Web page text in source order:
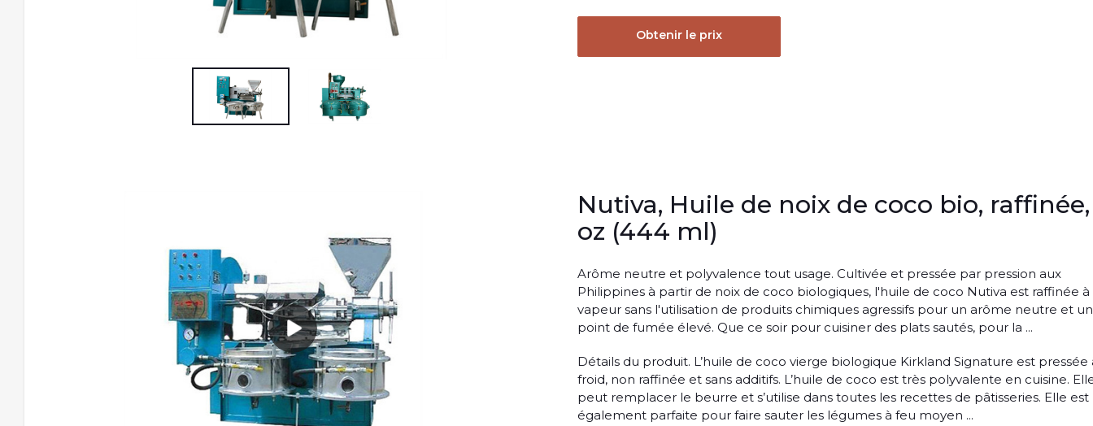
Obtenir le prix
Nutiva, Huile de noix de coco bio, raffinée,
oz (444 ml)
Arôme neutre et polyvalence tout usage. Cultivée et pressée par pression aux
Philippines à partir de noix de coco biologiques, l'huile de coco Nutiva est raffinée à
vapeur sans l'utilisation de produits chimiques agressifs pour un arôme neutre et un
point de fumée élevé. Que ce soir pour cuisiner des plats sautés, pour la ...
Détails du produit. L’huile de coco vierge biologique Kirkland Signature est pressée
froid, non raffinée et sans additifs. L’huile de coco est très polyvalente en cuisine.
peut remplacer le beurre et s’utilise dans toutes les recettes de pâtisseries. Elle est
également parfaite pour faire sauter les légumes à feu moyen ...